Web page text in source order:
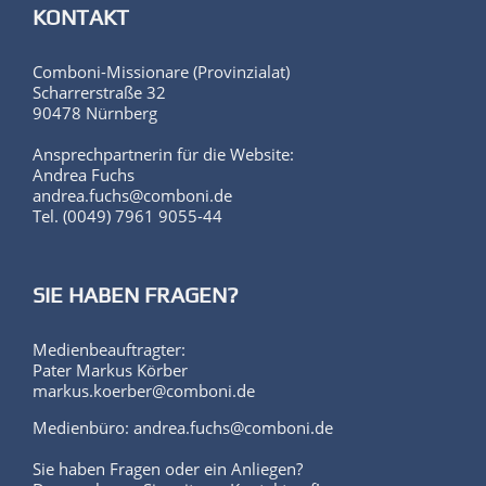
KONTAKT
Comboni-Missionare (Provinzialat)
Scharrerstraße 32
90478 Nürnberg
Ansprechpartnerin für die Website:
Andrea Fuchs
andrea.fuchs@comboni.de
Tel. (0049) 7961 9055-44
SIE HABEN FRAGEN?
Medienbeauftragter:
Pater Markus Körber
markus.koerber@comboni.de
Medienbüro: andrea.fuchs@comboni.de
Sie haben Fragen oder ein Anliegen?